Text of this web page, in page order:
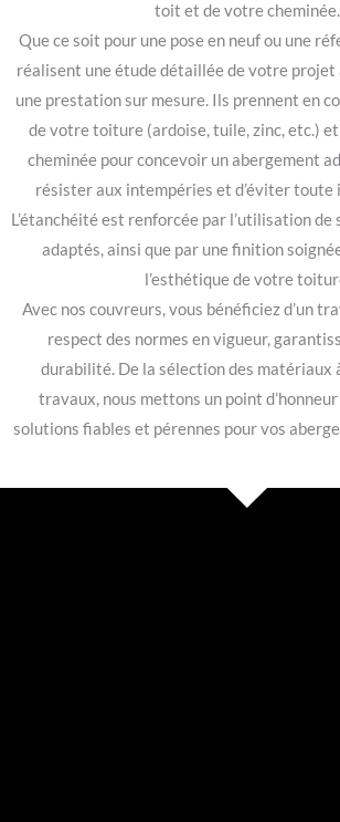
toit et de votre cheminée.
Que ce soit pour une pose en neuf ou une
réalisent une étude détaillée de votre projet
une prestation sur mesure. Ils prennent en
de votre toiture (ardoise, tuile, zinc, etc.)
cheminée pour concevoir un abergement
résister aux intempéries et d’éviter toute
L’étanchéité est renforcée par l’utilisation
adaptés, ainsi que par une finition
l’esthétique de votre
Avec nos couvreurs, vous bénéficiez d’un
respect des normes en vigueur,
durabilité. De la sélection des matériaux
travaux, nous mettons un point
solutions fiables et pérennes pour vos